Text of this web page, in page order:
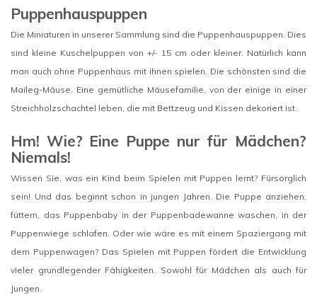
Puppenhauspuppen
Die Miniaturen in unserer Sammlung sind die Puppenhauspuppen. Dies
sind kleine Kuschelpuppen von +/- 15 cm oder kleiner. Natürlich kann
man auch ohne Puppenhaus mit ihnen spielen. Die schönsten sind die
Maileg-Mäuse. Eine gemütliche Mäusefamilie, von der einige in einer
Streichholzschachtel leben, die mit Bettzeug und Kissen dekoriert ist.
Hm! Wie? Eine Puppe nur für Mädchen?
Niemals!
Wissen Sie, was ein Kind beim Spielen mit Puppen lernt? Fürsorglich
sein! Und das beginnt schon in jungen Jahren. Die Puppe anziehen,
füttern, das Puppenbaby in der Puppenbadewanne waschen, in der
Puppenwiege schlafen. Oder wie wäre es mit einem Spaziergang mit
dem Puppenwagen? Das Spielen mit Puppen fördert die Entwicklung
vieler grundlegender Fähigkeiten. Sowohl für Mädchen als auch für
Jungen.